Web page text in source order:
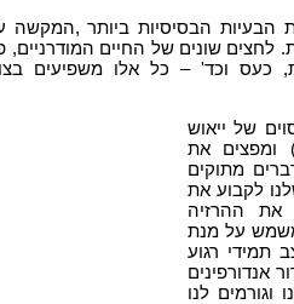
הבעיות הבסיסיות ביותר
שונים של החיים המודרניים,
כעס וכד' – כל אלו משפיעים
של ייאוש
ומפצים את
מתוקים
לקבוע את
את ההרזיה
משמש על מנת
תמידי רגוע
אנדורפינים
לנו